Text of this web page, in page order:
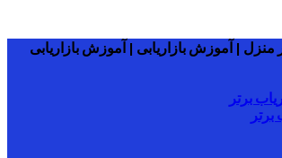
| آموزش بازاریابی | آموزش بازاریابی
برتر
برتر